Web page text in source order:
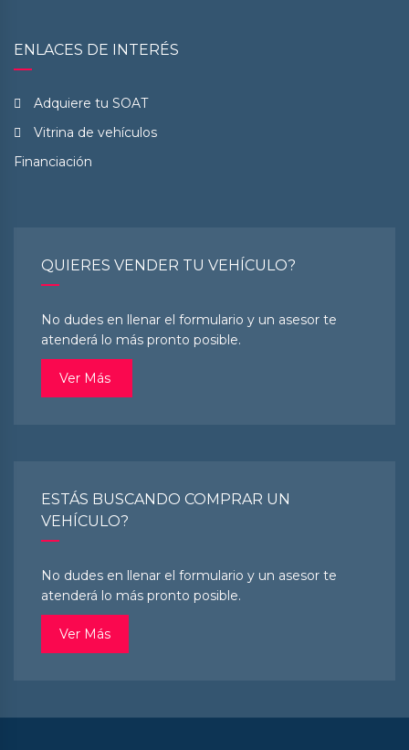
ENLACES DE INTERÉS
Adquiere tu SOAT
Vitrina de vehículos
Financiación
QUIERES VENDER TU VEHÍCULO?
No dudes en llenar el formulario y un asesor te
atenderá lo más pronto posible.
Ver Más
ESTÁS BUSCANDO COMPRAR UN
VEHÍCULO?
No dudes en llenar el formulario y un asesor te
atenderá lo más pronto posible.
Ver Más